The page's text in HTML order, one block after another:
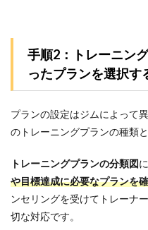
る質
＆A
Q1.運
心者
でも
夫で
しょ
手順2：トレーニン
ったプランを選択す
プランの設定はジムによって
のトレーニングプランの種類
トレーニングプランの分類図
や目標達成に必要なプランを
ンセリングを受けてトレーナ
切な対応です。